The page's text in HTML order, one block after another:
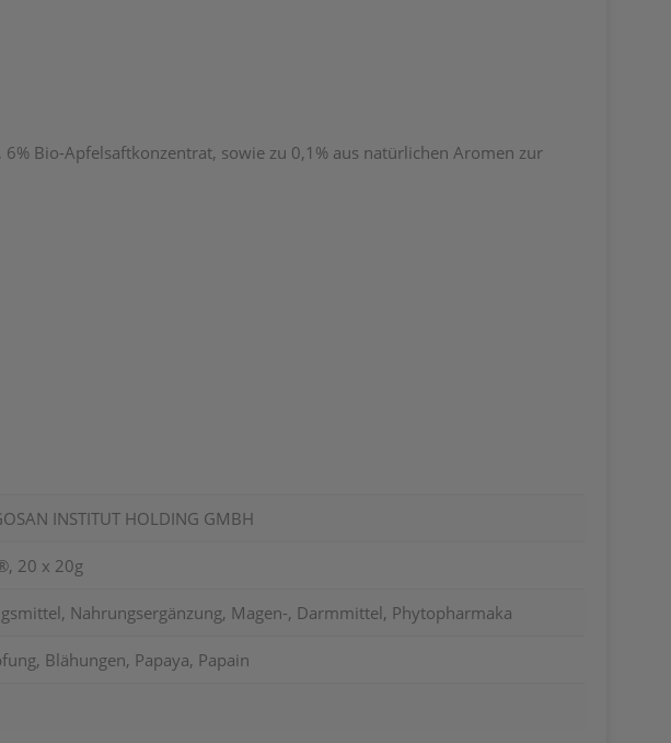
Bio-Apfelsaftkonzentrat, sowie zu 0,1% aus natürlichen Aromen zur
INSTITUT HOLDING GMBH
20 x 20g
Nahrungsergänzung, Magen-, Darmmittel, Phytopharmaka
Blähungen, Papaya, Papain